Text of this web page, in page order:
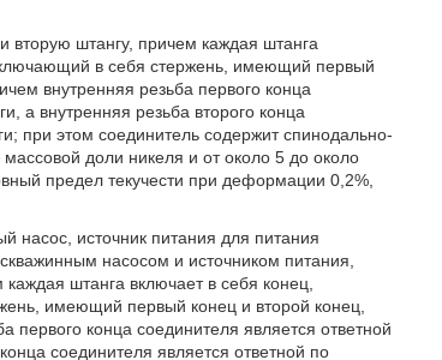
штангу, причем каждая штанга
в себя стержень, имеющий первый
внутренняя резьба первого конца
а внутренняя резьба второго конца
при этом соединитель содержит спинодально-
доли никеля и от около 5 до около
предел текучести при деформации 0,2%,
насос, источник питания для питания
насосом и источником питания,
штанга включает в себя конец,
имеющий первый конец и второй конец,
конца соединителя является ответной
соединителя является ответной по